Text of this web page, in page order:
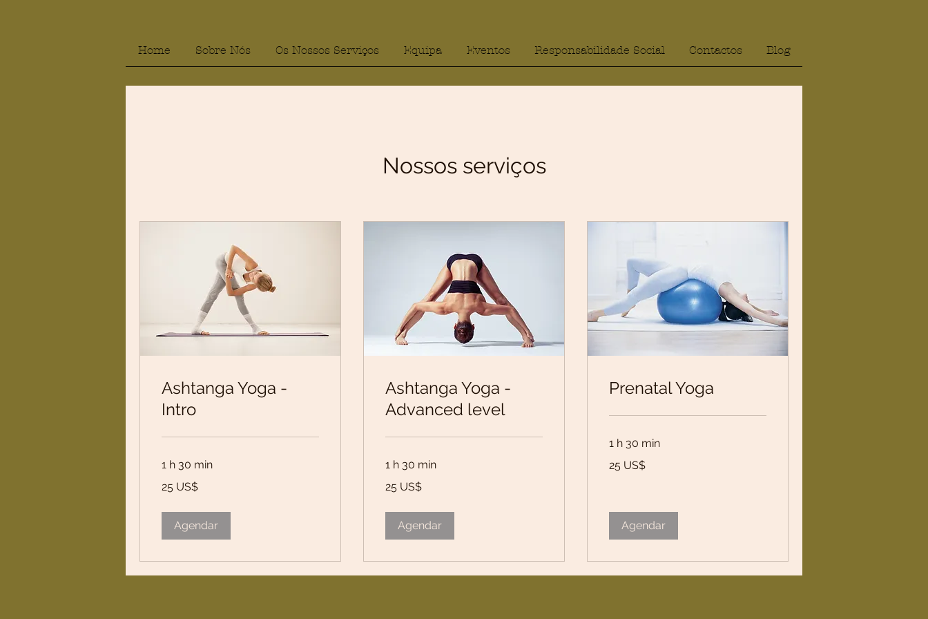
Home Sobre Nós Os Nossos Serviços Equipa Eventos Responsabilidade Social Contactos Blog
Nossos serviços
Ashtanga Yoga -
Intro
1 h 30 min
dólares
dos
Unidos
25 US$
Agendar
Ashtanga Yoga -
Advanced level
1 h 30 min
dólares
dos
Unidos
25 US$
Agendar
Prenatal Yoga
1 h 30 min
dólares
dos
25 US$
Agendar